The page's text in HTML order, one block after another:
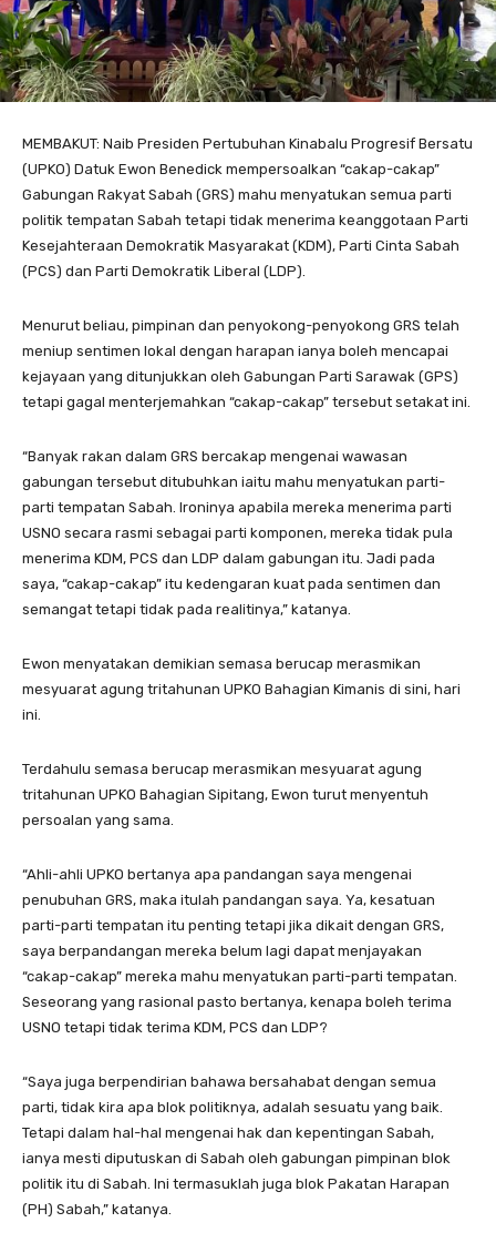
MEMBAKUT: Naib Presiden Pertubuhan Kinabalu Progresif Bersatu
(UPKO) Datuk Ewon Benedick mempersoalkan “cakap-cakap”
Gabungan Rakyat Sabah (GRS) mahu menyatukan semua parti
politik tempatan Sabah tetapi tidak menerima keanggotaan Parti
Kesejahteraan Demokratik Masyarakat (KDM), Parti Cinta Sabah
(PCS) dan Parti Demokratik Liberal (LDP).
Menurut beliau, pimpinan dan penyokong-penyokong GRS telah
meniup sentimen lokal dengan harapan ianya boleh mencapai
kejayaan yang ditunjukkan oleh Gabungan Parti Sarawak (GPS)
tetapi gagal menterjemahkan “cakap-cakap” tersebut setakat ini.
“Banyak rakan dalam GRS bercakap mengenai wawasan
gabungan tersebut ditubuhkan iaitu mahu menyatukan parti-
parti tempatan Sabah. Ironinya apabila mereka menerima parti
USNO secara rasmi sebagai parti komponen, mereka tidak pula
menerima KDM, PCS dan LDP dalam gabungan itu. Jadi pada
saya, “cakap-cakap” itu kedengaran kuat pada sentimen dan
semangat tetapi tidak pada realitinya,” katanya.
Ewon menyatakan demikian semasa berucap merasmikan
mesyuarat agung tritahunan UPKO Bahagian Kimanis di sini, hari
ini.
Terdahulu semasa berucap merasmikan mesyuarat agung
tritahunan UPKO Bahagian Sipitang, Ewon turut menyentuh
persoalan yang sama.
“Ahli-ahli UPKO bertanya apa pandangan saya mengenai
penubuhan GRS, maka itulah pandangan saya. Ya, kesatuan
parti-parti tempatan itu penting tetapi jika dikait dengan GRS,
saya berpandangan mereka belum lagi dapat menjayakan
“cakap-cakap” mereka mahu menyatukan parti-parti tempatan.
Seseorang yang rasional pasto bertanya, kenapa boleh terima
USNO tetapi tidak terima KDM, PCS dan LDP?
“Saya juga berpendirian bahawa bersahabat dengan semua
parti, tidak kira apa blok politiknya, adalah sesuatu yang baik.
Tetapi dalam hal-hal mengenai hak dan kepentingan Sabah,
ianya mesti diputuskan di Sabah oleh gabungan pimpinan blok
politik itu di Sabah. Ini termasuklah juga blok Pakatan Harapan
(PH) Sabah,” katanya.